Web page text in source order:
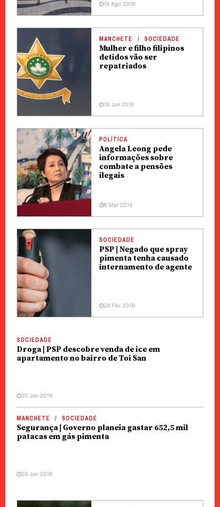
19 Ago 2019
MANCHETE SOCIEDADE
Mulher e filho filipinos
detidos vão ser
repatriados
19 Jun 2019
POLÍTICA
Angela Leong pede
informações sobre
combate a pensões
ilegais
8 Mar 2019
SOCIEDADE
PSP | Negado que spray
pimenta tenha causado
internamento de agente
26 Fev 2019
SOCIEDADE
Droga | PSP descobre venda de ice em
apartamento no bairro de Toi San
30 Jan 2019
MANCHETE SOCIEDADE
Segurança | Governo planeia gastar 652,5 mil
patacas em gás pimenta
29 Jan 2019